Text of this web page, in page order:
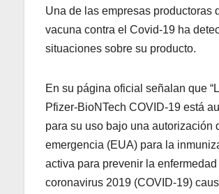
Una de las empresas productoras
vacuna contra el Covid-19 ha
situaciones sobre su producto.
En su página oficial señalan que
Pfizer-BioNTech COVID-19 está
para su uso bajo una autorización
emergencia (EUA) para la
activa para prevenir la enfermedad
coronavirus 2019 (COVID-19)